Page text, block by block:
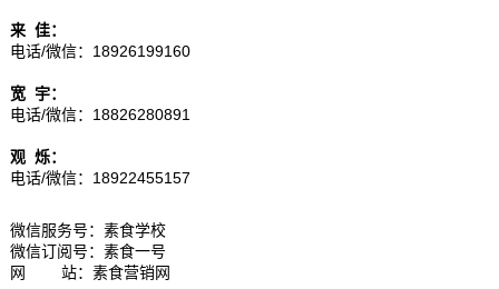
来 佳：
电话/微信：18926199160
宽 宇：
电话/微信：18826280891
观 烁：
电话/微信：18922455157
微信服务号：素食学校
微信订阅号：素食一号
网 站：素食营销网